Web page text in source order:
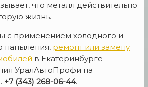
что металл действительно
жизнь.
с применением холодного и
напыления, ремонт или замену
в Екатеринбурге
УралАвтоПрофи на
+7 (343) 268-06-44.